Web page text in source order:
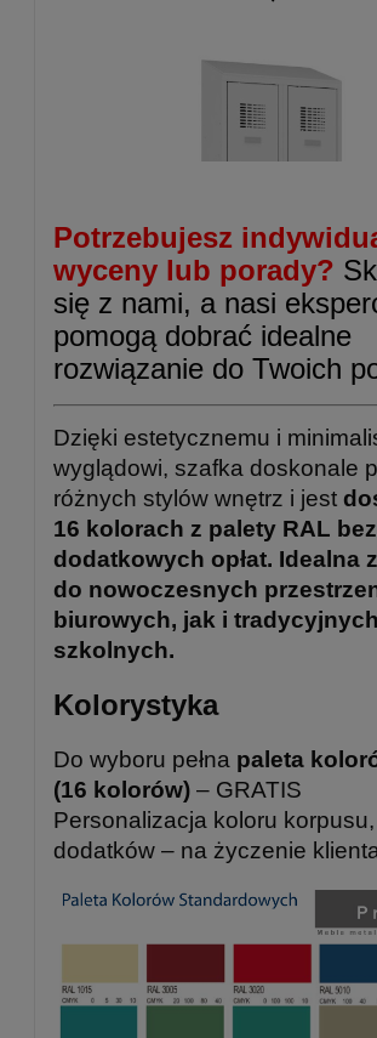
Potrzebujesz
wyceny lub porady?
się z nami, a nasi
pomogą dobrać idealne
rozwiązanie do Twoich
Dzięki estetycznemu i
wyglądowi, szafka doskonale
różnych stylów wnętrz i jest
16 kolorach z palety RAL bez
dodatkowych opłat. Idealna
do nowoczesnych
biurowych, jak i
szkolnych.
Kolorystyka
Do wyboru pełna paleta
(16 kolorów) – GRATIS
Personalizacja koloru
dodatków – na życzenie